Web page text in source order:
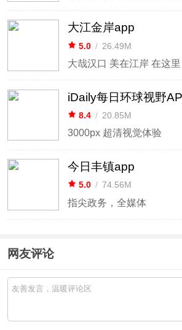
大江金岸app
5.0 / 26.49M
iDaily每日环球视野
8.4 / 20.85M
3000px 超清视觉体验
今日丰镇app
5.0 / 74.56M
指尖政务，全媒体
网友评论